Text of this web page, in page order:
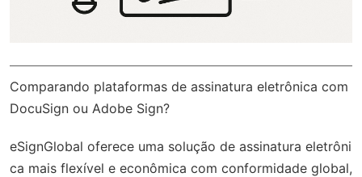
Comparando plataformas de assinatura eletrônica com
DocuSign ou Adobe Sign?
eSignGlobal oferece uma solução de assinatura eletrôni
ca mais flexível e econômica com conformidade global,